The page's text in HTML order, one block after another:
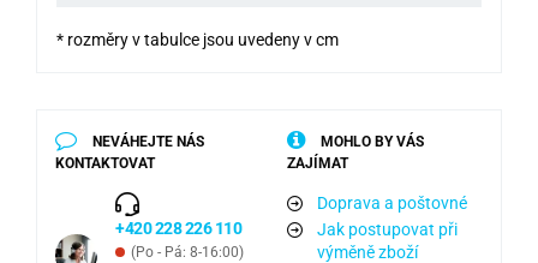
* rozměry v tabulce jsou uvedeny v cm
NEVÁHEJTE NÁS
KONTAKTOVAT
+420 228 226 110
(Po - Pá: 8-16:00)
MOHLO BY VÁS
ZAJÍMAT
Doprava a poštovné
Jak postupovat při
výměně zboží